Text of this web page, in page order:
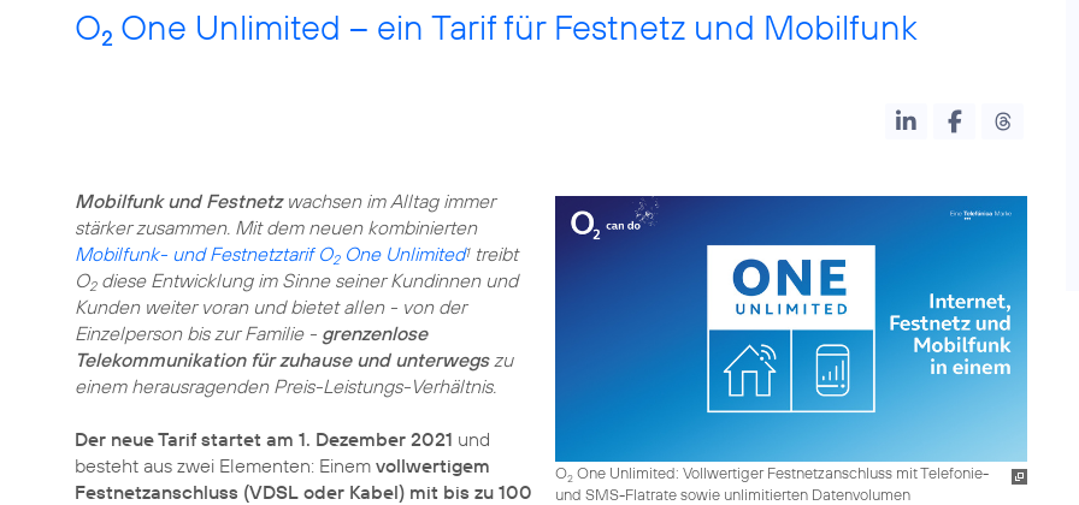
O2 One Unlimited – ein Tarif für Festnetz und Mobilfunk
O2One Unlimited: Vollwertiger Festnetzanschluss mit Telefonie-
und SMS-Flatrate sowie unlimitierten Datenvolumen
Mobilfunk und Festnetzwachsen im Alltag immer
stärker zusammen. Mit dem neuen kombinierten
Mobilfunk- und Festnetztarif O2One Unlimited1treibt
O2diese Entwicklung im Sinne seiner Kundinnen und
Kunden weiter voran und bietet allen - von der
Einzelperson bis zur Familie - grenzenlose
Telekommunikation für zuhause und unterwegszu
einem herausragenden Preis-Leistungs-Verhältnis.
Der neue Tarif startet am 1. Dezember 2021 und
besteht aus zwei Elementen: Einem vollwertigem
Festnetzanschluss (VDSL oder Kabel) mit bis zu 100